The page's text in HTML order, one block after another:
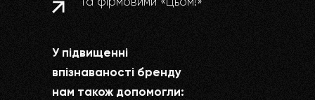
та фірмовими «Цьом!‎»
У підвищенні
впізнаваності бренду
нам також допомогли: